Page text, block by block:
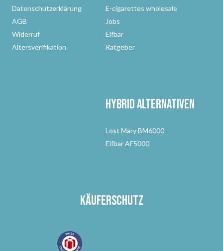
Datenschutzerklärung
AGB
Widerruf
Altersverifikation
E-cigarettes wholesale
Jobs
Elfbar
Ratgeber
Hybrid Alternativen
Lost Mary BM6000
Elfbar AF5000
Käuferschutz